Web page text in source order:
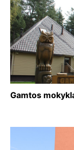
Gamtos